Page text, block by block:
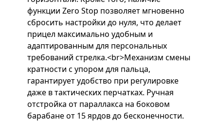
функции Zero Stop позволяет мгновенно
сбросить настройки до нуля, что делает
прицел максимально удобным и
адаптированным для персональных
требований стрелка.<br>Механизм смены
кратности с упором для пальца,
гарантирует удобство при регулировке
даже в тактических перчатках. Ручная
отстройка от параллакса на боковом
барабане от 15 ярдов до бесконечности.